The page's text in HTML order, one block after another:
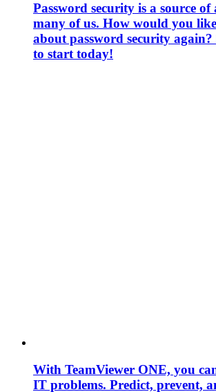
Password security is a source
many of us. How would you
about password security
to start today!
With TeamViewer ONE, you
IT problems. Predict, prevent,